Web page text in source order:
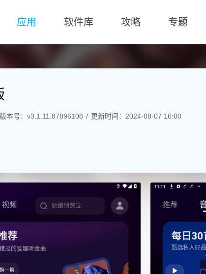
应用 软件库 攻略 专题
版本号：v3.1.11.87896108 更新时间：2024-08-07 16:00